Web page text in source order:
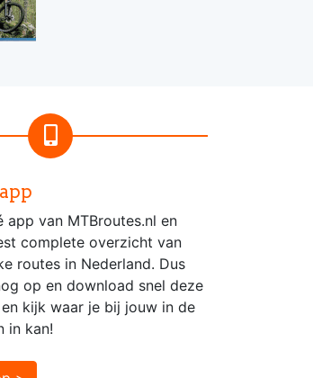
app van MTBroutes.nl en
complete overzicht van
routes in Nederland. Dus
op en download snel deze
kijk waar je bij jouw in de
in kan!